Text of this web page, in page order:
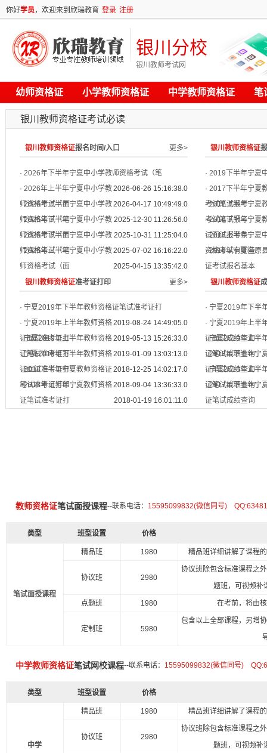
你好学员，欢迎来到欣瑞教育 登录 注册
银川分校
银川教师考试网
幼师资格证 小学教师资格证 中学教师资格证 笔
银川教师资格证考试必读
银川教师资格证报名时间/入口 更多>
· 2026年下半年宁夏中小学教师资格考试（笔
2026-06-26 15:16:38.0
· 2026年上半年宁夏中小学教
师资格考试（面
2026-04-17 10:49:49.0
·2026年上半年宁夏中小学教
师资格考试（笔
2025-12-30 11:26:56.0
·2025年下半年宁夏中小学教
师资格考试（面
2025-10-31 11:25:04.0
·2025年下半年宁夏中小学教
师资格考试（笔
2025-07-02 16:16:22.0
·2025年上半年宁夏中小学教
师资格考试（面
2025-04-15 13:35:42.0
银川教师资格证
· 2019下半年宁夏
· 2017下半年宁夏
考试笔试报考
·2017上半年宁夏
考试笔试报考
·2016下半年宁夏
试面试报考条
·2016上半年宁夏
资格考试有哪些
·2016年宁夏海原
证考试报名基本
银川教师资格证准考证打印 更多>
· 宁夏2019年下半年教师资格证笔试准考证打
2019-08-24 14:49:05.0
· 宁夏2019年上半年教师资格
证面试准考证打
2019-05-13 15:26:33.0
·宁夏2019年上半年教师资格
证笔试准考证打
2019-01-09 13:03:13.0
·宁夏2018年下半年教师资格
证面试准考证打
2018-12-25 14:02:17.0
·2018下半年宁夏教师资格证
笔试准考证打印
2018-09-04 13:36:33.0
·2018年上半年宁夏教师资格
证笔试准考证打
2018-01-19 16:01:11.0
银川教师资格证
· 宁夏2019年下半
· 宁夏2019年上半
证面试成绩查询
·宁夏2019年上半
证笔试成绩查询
·2018年下半年宁
证笔试成绩查询
·宁夏2018年上半
证笔试成绩查询
·2017年下半年宁
证笔试成绩查询
教师资格证笔试面授课程--联系电话： 15595099832(微信同号)
类型 班型设置 价格
笔试面授课程
精品班 1980 精品班详细讲解了课程
协议班 2980
协议班除包含标准课程之
题班，可视频补
点题班 1980 在考前，将由
定制班 5980
包含以上全部课程，另增
中学教师资格证笔试网校课程--联系电话： 15595099832(微信同号)
类型 班型设置 价格
中学
精品班 1980 精品班详细讲解了课程
协议班 2980
协议班除包含标准课程之
题班，可视频补